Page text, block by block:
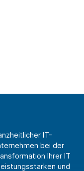
IT-
bei der
Ihrer IT
und